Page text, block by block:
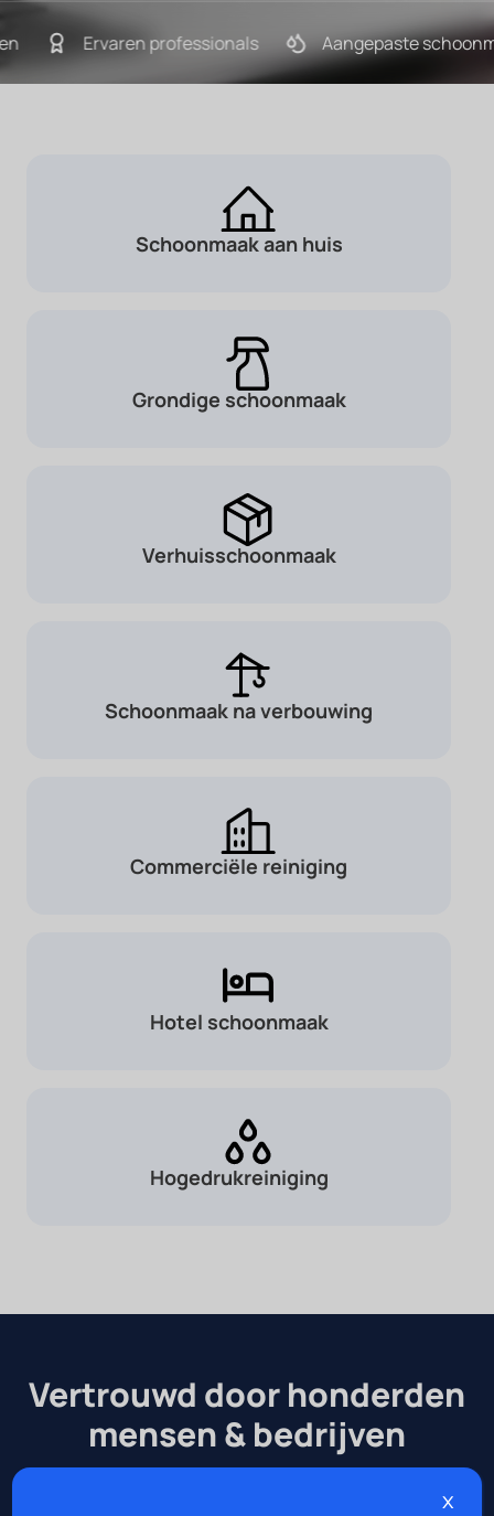
Ervaren professionals Aangepaste
Schoonmaak aan huis
Grondige schoonmaak
Verhuisschoonmaak
Schoonmaak na verbouwing
Commerciële reiniging
Hotel schoonmaak
Hogedrukreiniging
Vertrouwd door honderden
mensen & bedrijven
x